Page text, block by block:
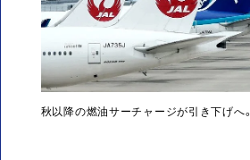
秋以降の燃油サーチャージが引き下げへ。